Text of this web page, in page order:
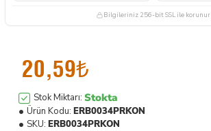
Bilgileriniz 256-bit SSL ile korunur
20,59₺
Stok Miktarı: Stokta
Ürün Kodu: ERB0034PRKON
SKU: ERB0034PRKON